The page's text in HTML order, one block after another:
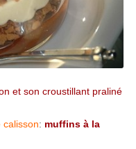
et son croustillant praliné
calisson: muffins à la